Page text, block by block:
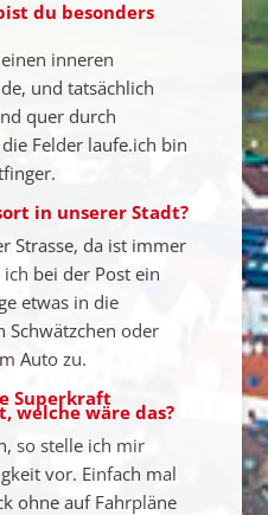
du besonders
inneren
und tatsächlich
quer durch
Felder laufe.ich bin
in unserer Stadt?
Strasse, da ist immer
bei der Post ein
etwas in die
Schwätzchen oder
Auto zu.
Superkraft
welche wäre das?
so stelle ich mir
vor. Einfach mal
ohne auf Fahrpläne